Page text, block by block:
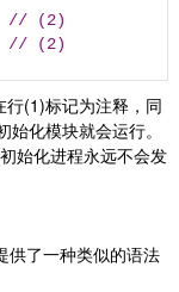
// (2)
// (2)
(1)标记为注释，同
化模块就会运行。
始化进程永远不会发
供了一种类似的语法